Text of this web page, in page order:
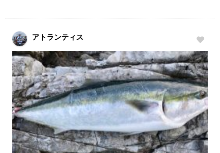
アトランティス